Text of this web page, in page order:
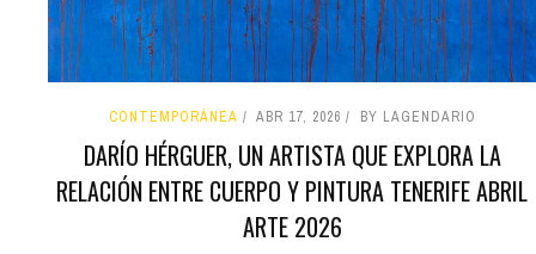
CONTEMPORÁNEA ABR 17, 2026 BY LAGENDARIO
DARÍO HÉRGUER, UN ARTISTA QUE EXPLORA LA
RELACIÓN ENTRE CUERPO Y PINTURA TENERIFE ABRIL
ARTE 2026